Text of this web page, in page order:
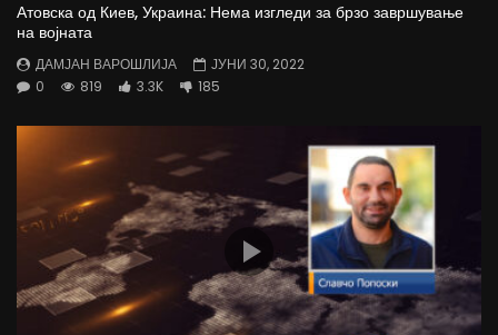
Атовска од Киев, Украина: Нема изгледи за брзо завршување
на војната
ДАМЈАН ВАРОШЛИЈА
ЈУНИ 30, 2022
0
819 3.3K 185